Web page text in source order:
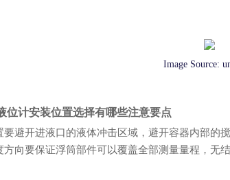
Image Source:
位计安装位置选择有哪些注意要点
要避开进液口的液体冲击区域，避开容器内部的
方向要保证浮筒部件可以覆盖全部测量量程，无结